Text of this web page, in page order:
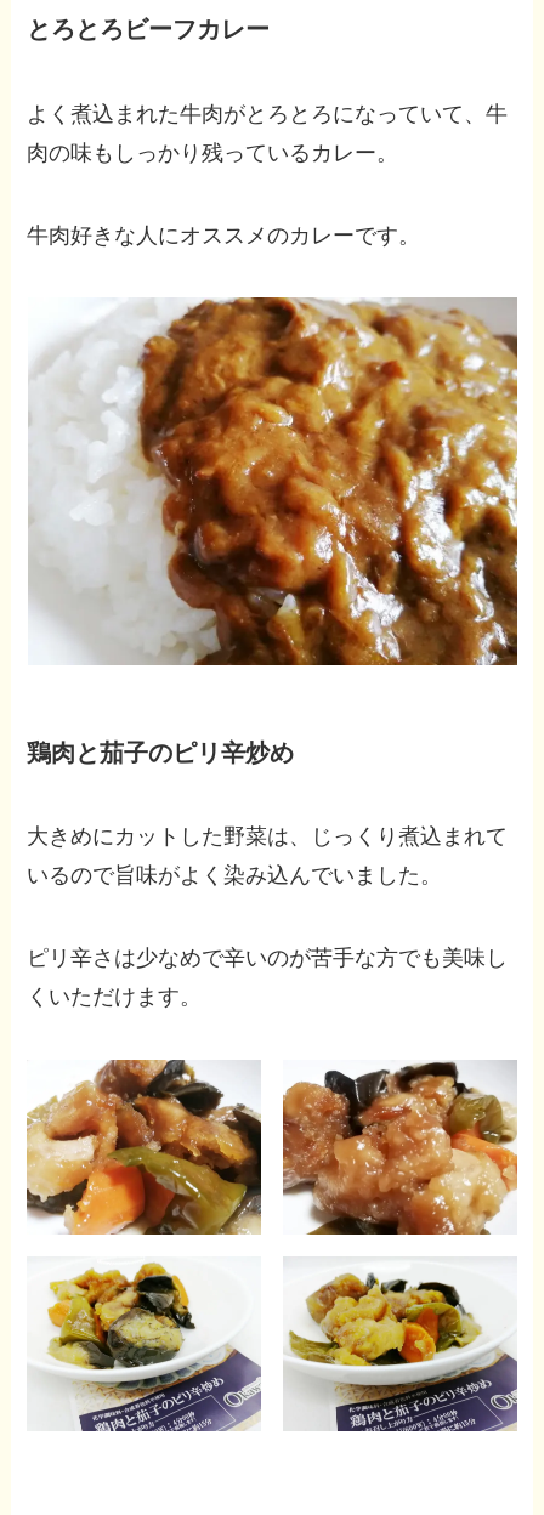
とろとろビーフカレー
よく煮込まれた牛肉がとろとろになっていて、牛
肉の味もしっかり残っているカレー。
牛肉好きな人にオススメのカレーです。
鶏肉と茄子のピリ辛炒め
大きめにカットした野菜は、じっくり煮込まれて
いるので旨味がよく染み込んでいました。
ピリ辛さは少なめで辛いのが苦手な方でも美味し
くいただけます。